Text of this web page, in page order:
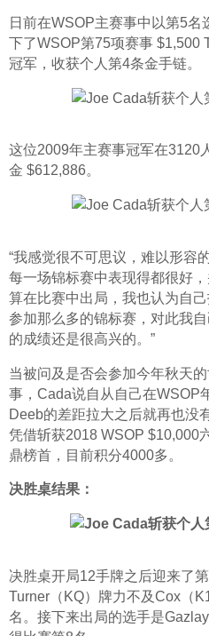
日前在WSOP主赛事中以第5
下了WSOP第75项赛事 $1,500
冠军，收获个人第4条金手链。
这位2009年主赛事冠军在3120
金 $612,886。
“我感觉很不可思议，难以形容
每一场锦标赛中表现得都很好
算在比赛中出局，我也认为自
参加那么多的锦标赛，对此我
的成绩还是很高兴的。”
当被问及是否会参加今年秋天
事，Cada说自从自己在WSOP
Deeb的差距拉大之后就再也没
凭借斩获2018 WSOP $10,000
鼎榜首，目前积分4000多。
决胜桌结果：
决胜桌开局12手牌之后迎来了
Turner（KQ）牌力不及Cox（
名。接下来出局的选手是